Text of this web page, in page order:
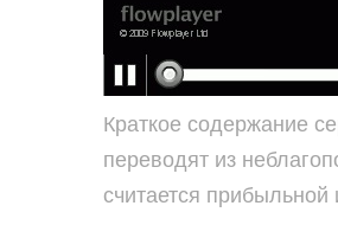
Краткое содержание
переводят из
считается